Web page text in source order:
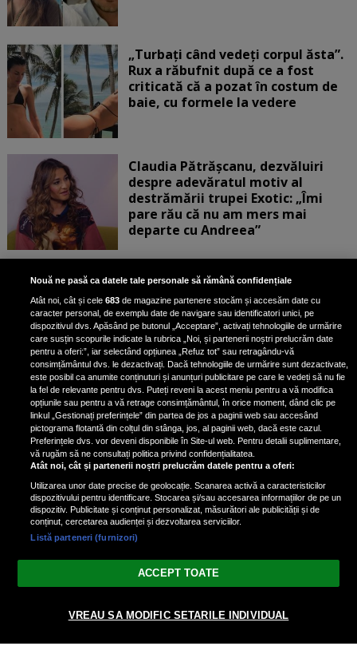
„Turbați când vedeți corpul ăsta”.
Rux a răbufnit după ce a fost
criticată că a pozat în costum de
baie, cu formele la vedere
Claudia Pătrășcanu, dezvăluiri
despre adevăratul motiv al
destrămării trupei Exotic: „Îmi
pare rău că nu am mers mai
departe cu Andreea”
Scene incredibile! Ilinca Vandici a
pus mâna pe aparatul de
fotografiat al unui paparazzo și i l-
a aruncat la gunoi: „S-a dus la
poliție. Nu mai aveam aer”
Oana Moșneagu, mărturisiri
despre începutul relației cu Vlad
Gherman: „Eu am fost îngrozită de
aceasta posibilă relație”
Nouă ne pasă ca datele tale personale să rămână confidențiale
Atât noi, cât și cele683 de magazine partenere stocăm și accesăm date cu
caracter personal, de exemplu date de navigare sau identificatori unici, pe
dispozitivul dvs. Apăsând pe butonul „Acceptare”, activați tehnologiile de urmărire
care susțin scopurile indicate la rubrica „Noi, și partenerii noștri prelucrăm date
pentru a oferi:”, iar selectând opțiunea „Refuz tot” sau retragându-vă
consimțământul dvs. le dezactivați. Dacă tehnologiile de urmărire sunt dezactivate,
este posibil ca anumite conținuturi și anunțuri publicitare pe care le vedeți să nu fie
la fel de relevante pentru dvs. Puteți reveni la acest meniu pentru a vă modifica
opțiunile sau pentru a vă retrage consimțământul, în orice moment, dând clic pe
linkul „Gestionați preferințele” din partea de jos a paginii web sau accesând
pictograma flotantă din colțul din stânga, jos, al paginii web, dacă este cazul.
Preferințele dvs. vor deveni disponibile în Site-ul web. Pentru detalii suplimentare,
vă rugăm să ne consultați politica privind confidențialitatea.
Atât noi, cât și partenerii noștri prelucrăm datele pentru a oferi:
Utilizarea unor date precise de geolocație. Scanarea activă a caracteristicilor
dispozitivului pentru identificare. Stocarea și/sau accesarea informațiilor de pe un
dispozitiv. Publicitate și conținut personalizat, măsurători ale publicității și de
conținut, cercetarea audienței și dezvoltarea serviciilor.
Listă parteneri (furnizori)
ACCEPT TOATE
VREAU SA MODIFIC SETARILE INDIVIDUAL